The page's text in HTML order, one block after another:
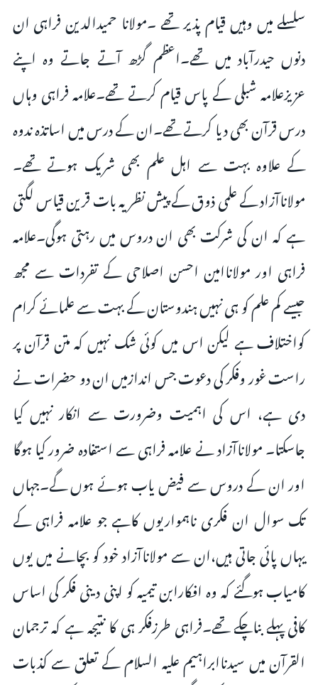
سلسلے میں وہیں قیام پذیر تھے ۔مولانا حمیدالدین فراہی ان
دنوں حیدرآباد میں تھے۔اعظم گڑھ آتے جاتے وہ اپنے
عزیزعلامہ شبلی کے پاس قیام کرتے تھے۔علامہ فراہی وہاں
درس قرآن بھی دیا کرتے تھے۔ان کے درس میں اساتذہ ندوہ
کے علاوہ بہت سے اہل علم بھی شریک ہوتے تھے۔
مولاناآزاد کے علمی ذوق کے پیش نظر یہ بات قرین قیاس لگتی
ہے کہ ان کی شرکت بھی ان دروس میں رہتی ہوگی۔علامہ
فراہی اور مولاناامین احسن اصلاحی کے تفردات سے مجھ
جیسے کم علم کو ہی نہیں ہندوستان کے بہت سے علمائے کرام
کواختلاف ہے لیکن اس میں کوئی شک نہیں کہ متن قرآن پر
راست غور وفکر کی دعوت جس اندازمیں ان دو حضرات نے
دی ہے، اس کی اہمیت وضرورت سے انکار نہیں کیا
جاسکتا۔ مولاناآزاد نے علامہ فراہی سے استفادہ ضرور کیا ہوگا
اور ان کے دروس سے فیض یاب ہوئے ہوں گے۔جہاں
تک سوال ان فکری ناہمواریوں کاہے جو علامہ فراہی کے
یہاں پائی جاتی ہیں،ان سے مولاناآزاد خود کو بچانے میں یوں
کامیاب ہوگئے کہ وہ افکارابن تیمیہ کو اپنی دینی فکر کی اساس
کافی پہلے بناچکے تھے۔فراہی طرزفکر ہی کا نتیجہ ہے کہ ترجمان
القرآن میں سیدناابراہیم علیہ السلام کے تعلق سے کذبات